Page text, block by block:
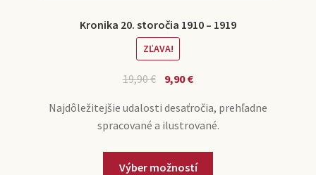
Kronika 20. storočia 1910 – 1919
ZĽAVA!
19,90€ 9,90€
Najdôležitejšie udalosti desaťročia, prehľadne
spracované a ilustrované.
Výber možností